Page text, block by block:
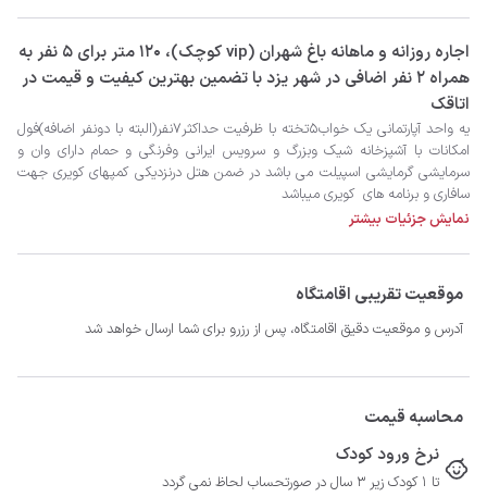
‫‫اجاره روزانه و ماهانه باغ شهران (vip کوچک)، 120 متر برای 5 نفر به
همراه 2 نفر اضافی در شهر یزد با تضمین بهترین کیفیت و قیمت در
اتاقک
سافاری و برنامه های  کویری میباشد
نمایش جزئیات بیشتر
موقعیت تقریبی اقامتگاه
آدرس و موقعیت دقیق اقامتگاه، پس از رزرو برای شما ارسال خواهد شد
محاسبه قیمت
نرخ ورود کودک
تا 1 کودک زیر 3 سال در صورتحساب لحاظ نمی گردد